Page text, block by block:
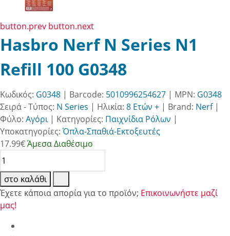
button.prev button.next
Hasbro Nerf N Series N1
Refill 100 G0348
Κωδικός: G0348 | Barcode: 5010996254627 | MPN: G0348
Σειρά - Τύπος: N Series | Ηλικία: 8 Ετών + | Brand: Nerf|
Φύλο: Αγόρι| Κατηγορίες: Παιχνίδια Ρόλων |
Υποκατηγορίες:Όπλα-Σπαθιά-Εκτοξευτές
17.99€Άμεσα Διαθέσιμο
στο καλάθι
Έχετε κάποια απορία για το προϊόν; Επικοινωνήστε μαζί
μας!